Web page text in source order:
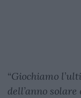
“Giochiamo
dell’anno